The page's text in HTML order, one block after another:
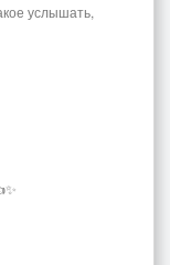
услышать,